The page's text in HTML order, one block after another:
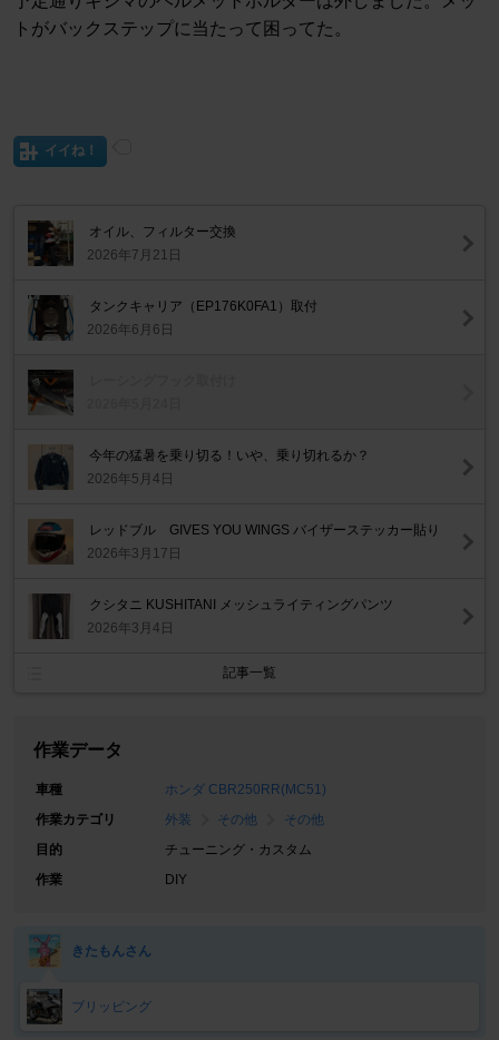
トがバックステップに当たって困ってた。
イイね！
オイル、フィルター交換
2026年7月21日
タンクキャリア（EP176K0FA1）取付
2026年6月6日
今年の猛暑を乗り切る！いや、乗り切れるか？
2026年5月4日
レッドブル GIVES YOU WINGS バイザーステッカー貼り
2026年3月17日
クシタニ KUSHITANI メッシュライティングパンツ
2026年3月4日
記事一覧
作業データ
車種
ホンダ CBR250RR(MC51)
作業カテゴリ
外装 その他
その他
目的
チューニング・カスタム
作業
DIY
きたもんさん
ブリッピング